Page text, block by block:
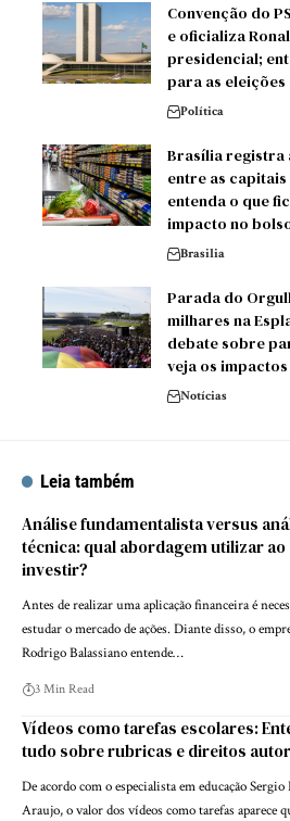
Convenção do
e oficializa
presidencial;
para as eleições
Política
Brasília registra
entre as
entenda o que
impacto no
Brasilia
Parada do
milhares na
debate sobre
veja os
Notícias
Leia também
Análise fundamentalista versus
técnica: qual abordagem utilizar ao
investir?
Antes de realizar uma aplicação financeira é
estudar o mercado de ações. Diante disso, o
Rodrigo Balassiano entende…
3 Min Read
Vídeos como tarefas escolares:
tudo sobre rubricas e direitos
De acordo com o especialista em educação Sergio
Araujo, o valor dos vídeos como tarefas aparece